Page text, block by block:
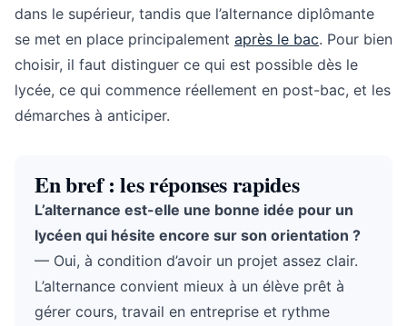
dans le supérieur, tandis que l’alternance diplômante
se met en place principalement après le bac. Pour bien
choisir, il faut distinguer ce qui est possible dès le
lycée, ce qui commence réellement en post-bac, et les
démarches à anticiper.
En bref : les réponses rapides
L’alternance est-elle une bonne idée pour un
lycéen qui hésite encore sur son orientation ?
— Oui, à condition d’avoir un projet assez clair.
L’alternance convient mieux à un élève prêt à
gérer cours, travail en entreprise et rythme